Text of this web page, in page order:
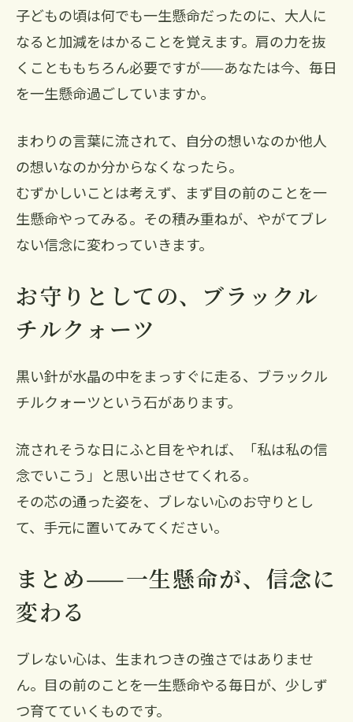
子どもの頃は何でも一生懸命だったのに、大人に
なると加減をはかることを覚えます。肩の力を抜
くことももちろん必要ですが——あなたは今、毎日
を一生懸命過ごしていますか。
まわりの言葉に流されて、自分の想いなのか他人
の想いなのか分からなくなったら。
むずかしいことは考えず、まず目の前のことを一
生懸命やってみる。その積み重ねが、やがてブレ
ない信念に変わっていきます。
お守りとしての、ブラックル
チルクォーツ
黒い針が水晶の中をまっすぐに走る、ブラックル
チルクォーツという石があります。
流されそうな日にふと目をやれば、「私は私の信
念でいこう」と思い出させてくれる。
その芯の通った姿を、ブレない心のお守りとし
て、手元に置いてみてください。
まとめ——一生懸命が、信念に
変わる
ブレない心は、生まれつきの強さではありませ
ん。目の前のことを一生懸命やる毎日が、少しず
つ育てていくものです。